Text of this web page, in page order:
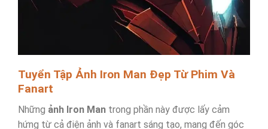
Tuyển Tập Ảnh Iron Man Đẹp Từ Phim Và
Fanart
Những ảnh Iron Mantrong phần này được lấy cảm
hứng từ cả điện ảnh và fanart sáng tạo, mang đến góc